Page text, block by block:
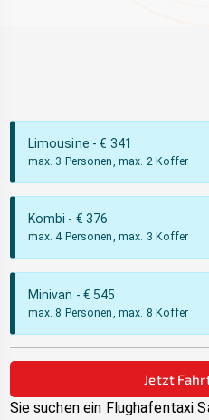
Limousine - € 341
max. 3 Personen, max. 2 Koffer
Kombi - € 376
max. 4 Personen, max. 3 Koffer
Minivan - € 545
max. 8 Personen, max. 8 Koffer
Jetzt
Sie suchen ein Flughafentaxi